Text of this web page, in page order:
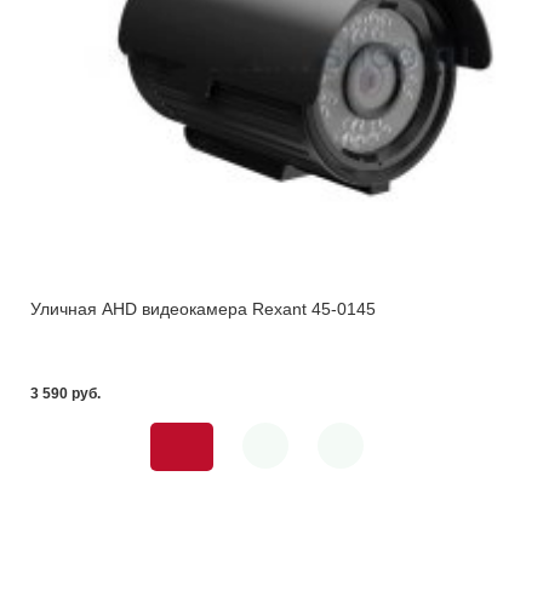
Уличная AHD видеокамера Rexant 45-0145
3 590 pуб.